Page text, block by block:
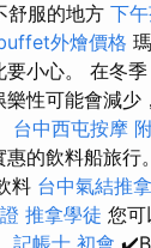
舒服的地方 下
外燴價格
小心。 在冬
樂性可能會減少
台中西屯按摩
的飲料船旅行
料 台中氣結推拿
推拿學徒 您可
記帳士 初會